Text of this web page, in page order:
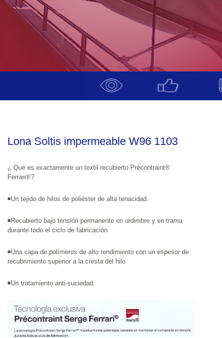
Lona Soltis impermeable W96 1103
¿ Qué es exactamente un textil recubierto Précontraint®
Ferrari®?
◾Un tejido de hilos de poliéster de alta tenacidad.
◾Recubierto bajo tensión permanente en urdimbre y en trama
durante todo el ciclo de fabricación
◾Una capa de polímeros de alto rendimiento con un espesor de
recubrimiento superior a la cresta del hilo
◾Un tratamiento anti-suciedad